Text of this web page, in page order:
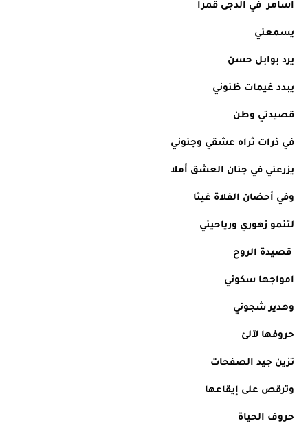
اسامر  في الدجى قمرا
يسمعني
يرد بوابل حسن
يبدد غيمات ظنوني
قصيدتي وطن
في ذرات ثراه عشقي وجنوني
يزرعني في جنان العشق أملا
وفي أحضان الفلاة غيثا
لتنمو زهوري ورياحيني
امواجها سكوني
وهدير شجوني
حروفها لآلئ
تزين جيد الصفحات
وترقص على إيقاعها
حروف الحياة